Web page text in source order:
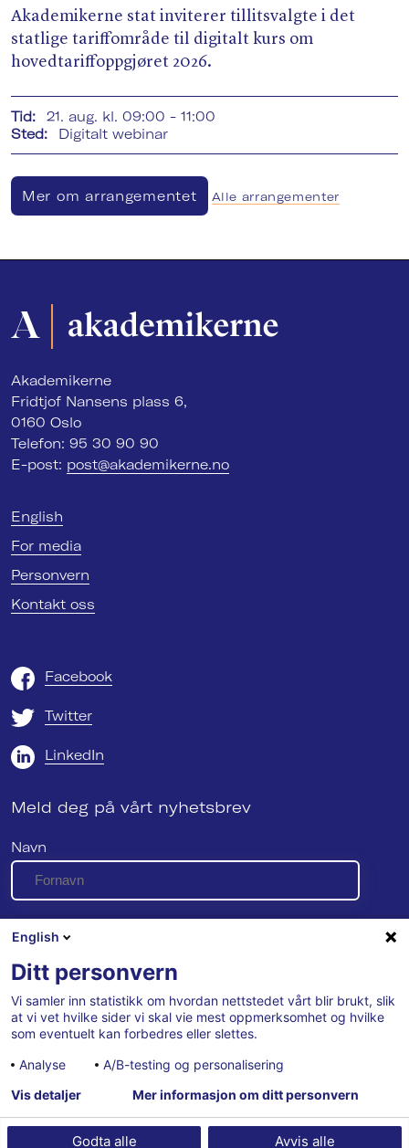
Akademikerne stat inviterer tillitsvalgte i det
statlige tariffområde til digitalt kurs om
hovedtariffoppgjøret 2026.
Tid:
21. aug. kl. 09:00 - 11:00
Sted:
Digitalt webinar
Mer om arrangementet Alle arrangementer
Akademikerne
Fridtjof Nansens plass 6,
0160 Oslo
Telefon: 95 30 90 90
E-post: post@akademikerne.no
English
For media
Personvern
Kontakt oss
Facebook
Twitter
LinkedIn
Meld deg på vårt nyhetsbrev
Navn
E-post
Se vår personvernerklæring her
English
Ditt personvern
Vi samler inn statistikk om hvordan nettstedet vårt blir brukt, slik
at vi vet hvilke sider vi skal vie mest oppmerksomhet og hvilke
som eventuelt kan forbedres eller slettes.
Analyse
A/B-testing og personalisering
Godta alle Avvis alle
Vis detaljer Mer informasjon om ditt personvern